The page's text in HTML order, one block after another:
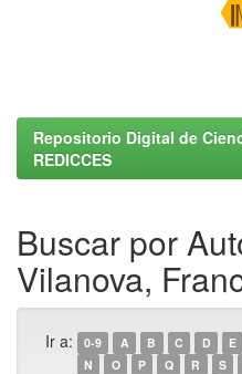
Repositorio Digital de
REDICCES
Buscar por
Vilanova,
Ir a: 0-9 A B C D E
N
O P Q R S